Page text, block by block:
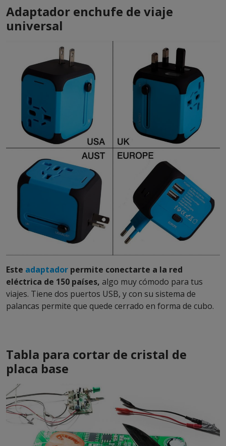
Adaptador enchufe de viaje
universal
Este adaptador permite conectarte a la red
eléctrica de 150 países, algo muy cómodo para tus
viajes. Tiene dos puertos USB, y con su sistema de
palancas permite que quede cerrado en forma de cubo.
Tabla para cortar de cristal de
placa base